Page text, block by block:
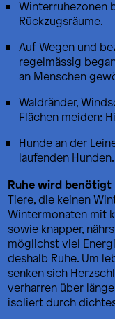
Winterruhezonen
Rückzugsräume.
Auf Wegen und
regelmässig
an Menschen
Waldränder,
Flächen meiden:
Hunde an der
laufenden Hunden.
Ruhe wird benötigt
Tiere, die keinen
Wintermonaten mit
sowie knapper,
möglichst viel
deshalb Ruhe. Um
senken sich
verharren über
isoliert durch